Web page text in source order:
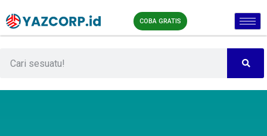
COBA GRATIS